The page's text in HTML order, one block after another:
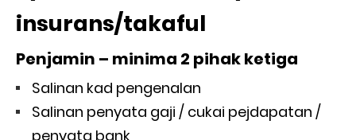
insurans/takaful
Penjamin – minima 2 pihak ketiga
Salinan kad pengenalan
Salinan penyata gaji / cukai pejdapatan /
penyata bank